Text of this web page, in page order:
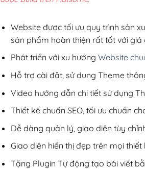
Website được tối ưu quy trình sản
sản phẩm hoàn thiện rất tốt với giá
Phát triển với xu hướng Website
Hỗ trợ cài đặt, sử dụng Theme
Video hướng dẫn chi tiết sử dụng
Thiết kế chuẩn SEO, tối ưu chuẩn
Dễ dàng quản lý, giao diện tùy
Giao diện hiển thị đẹp trên mọi thiết
Tặng Plugin Tự động tạo bài viết